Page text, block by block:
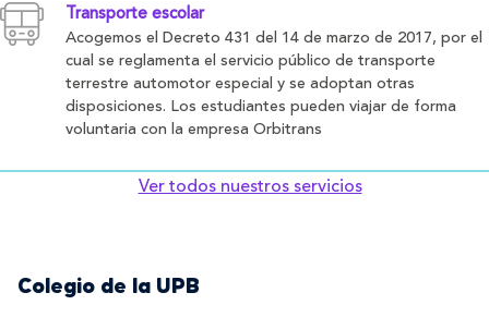
Transporte escolar
Acogemos el Decreto 431 del 14 de marzo de 2017, por el
cual se reglamenta el servicio público de transporte
terrestre automotor especial y se adoptan otras
disposiciones. Los estudiantes pueden viajar de forma
voluntaria con la empresa Orbitrans
Ver todos nuestros servicios
Colegio de la UPB